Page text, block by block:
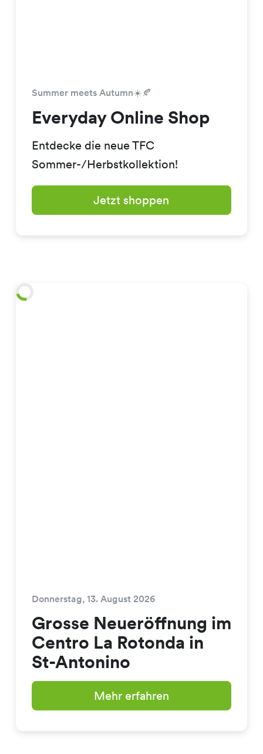
Summer meets Autumn☀️🍂
Everyday Online Shop
Entdecke die neue TFC
Sommer-/Herbstkollektion!
Jetzt shoppen
Donnerstag, 13. August 2026
Grosse Neueröffnung im
Centro La Rotonda in
St-Antonino
Mehr erfahren